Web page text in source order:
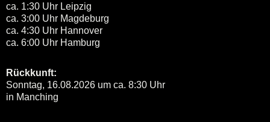
ca. 1:30 Uhr Leipzig
ca. 3:00 Uhr Magdeburg
ca. 4:30 Uhr Hannover
ca. 6:00 Uhr Hamburg
Rückkunft:
Sonntag, 16.08.2026 um ca. 8:30 Uhr
in Manching